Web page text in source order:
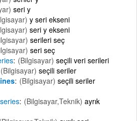
seri y
y seri ekseni
seri y ekseni
serileri seç
seri seç
(Bilgisayar) seçili veri serileri
(Bilgisayar) seçili seriler
(Bilgisayar) seçili seriler
series (Bilgisayar,Teknik) ayrık